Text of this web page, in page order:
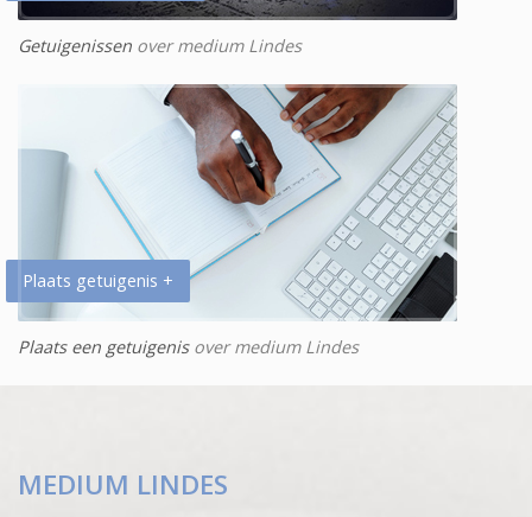
Getuigenissen over medium Lindes
Plaats getuigenis +
Plaats een getuigenisover medium Lindes
MEDIUM LINDES